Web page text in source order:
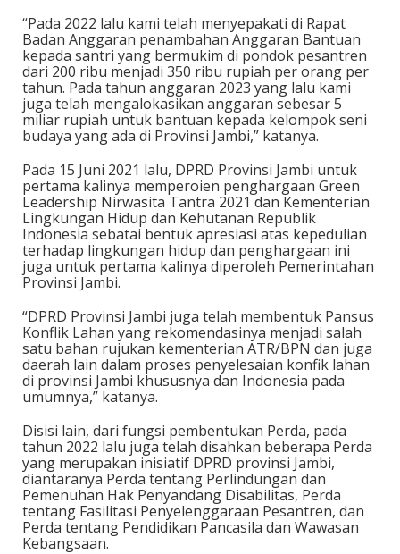
“Pada 2022 lalu kami telah menyepakati di Rapat
Badan Anggaran penambahan Anggaran Bantuan
kepada santri yang bermukim di pondok pesantren
dari 200 ribu menjadi 350 ribu rupiah per orang per
tahun. Pada tahun anggaran 2023 yang lalu kami
juga telah mengalokasikan anggaran sebesar 5
miliar rupiah untuk bantuan kepada kelompok seni
budaya yang ada di Provinsi Jambi,” katanya.
Pada 15 Juni 2021 lalu, DPRD Provinsi Jambi untuk
pertama kalinya memperoien penghargaan Green
Leadership Nirwasita Tantra 2021 dan Kementerian
Lingkungan Hidup dan Kehutanan Republik
Indonesia sebatai bentuk apresiasi atas kepedulian
terhadap lingkungan hidup dan penghargaan ini
juga untuk pertama kalinya diperoleh Pemerintahan
Provinsi Jambi.
“DPRD Provinsi Jambi juga telah membentuk Pansus
Konflik Lahan yang rekomendasinya menjadi salah
satu bahan rujukan kementerian ATR/BPN dan juga
daerah lain dalam proses penyelesaian konfik lahan
di provinsi Jambi khususnya dan Indonesia pada
umumnya,” katanya.
Disisi lain, dari fungsi pembentukan Perda, pada
tahun 2022 lalu juga telah disahkan beberapa Perda
yang merupakan inisiatif DPRD provinsi Jambi,
diantaranya Perda tentang Perlindungan dan
Pemenuhan Hak Penyandang Disabilitas, Perda
tentang Fasilitasi Penyelenggaraan Pesantren, dan
Perda tentang Pendidikan Pancasila dan Wawasan
Kebangsaan.